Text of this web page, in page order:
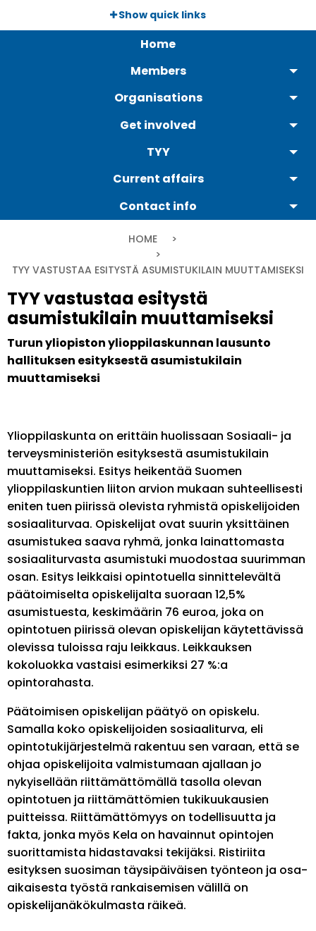
Show quick links
Home
Members
Organisations
Get involved
TYY
Current affairs
Contact info
HOME
CURRENT:
TYY VASTUSTAA ESITYSTÄ ASUMISTUKILAIN MUUTTAMISEKSI
TYY vastustaa esitystä
asumistukilain muuttamiseksi
Turun yliopiston ylioppilaskunnan lausunto
hallituksen esityksestä asumistukilain
muuttamiseksi
Ylioppilaskunta on erittäin huolissaan Sosiaali- ja
terveysministeriön esityksestä asumistukilain
muuttamiseksi. Esitys heikentää Suomen
ylioppilaskuntien liiton arvion mukaan suhteellisesti
eniten tuen piirissä olevista ryhmistä opiskelijoiden
sosiaaliturvaa. Opiskelijat ovat suurin yksittäinen
asumistukea saava ryhmä, jonka lainattomasta
sosiaaliturvasta asumistuki muodostaa suurimman
osan. Esitys leikkaisi opintotuella sinnittelevältä
päätoimiselta opiskelijalta suoraan 12,5%
asumistuesta, keskimäärin 76 euroa, joka on
opintotuen piirissä olevan opiskelijan käytettävissä
olevissa tuloissa raju leikkaus. Leikkauksen
kokoluokka vastaisi esimerkiksi 27 %:a
opintorahasta.
Päätoimisen opiskelijan päätyö on opiskelu.
Samalla koko opiskelijoiden sosiaaliturva, eli
opintotukijärjestelmä rakentuu sen varaan, että se
ohjaa opiskelijoita valmistumaan ajallaan jo
nykyisellään riittämättömällä tasolla olevan
opintotuen ja riittämättömien tukikuukausien
puitteissa. Riittämättömyys on todellisuutta ja
fakta, jonka myös Kela on havainnut opintojen
suorittamista hidastavaksi tekijäksi. Ristiriita
esityksen suosiman täysipäiväisen työnteon ja osa-
aikaisesta työstä rankaisemisen välillä on
opiskelijanäkökulmasta räikeä.